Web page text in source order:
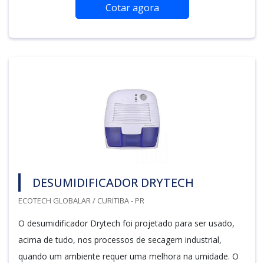
Cotar agora
DESUMIDIFICADOR DRYTECH
ECOTECH GLOBALAR / CURITIBA - PR
O desumidificador Drytech foi projetado para ser usado,
acima de tudo, nos processos de secagem industrial,
quando um ambiente requer uma melhora na umidade. O